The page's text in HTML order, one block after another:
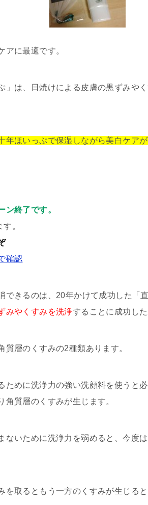
アに最適です。
」は、日焼けによる皮膚の黒ずみや
年ほいっぷで保湿しながら美白ケア
ン終了です。
。
確認
できるのは、20年かけて成功した「
みやくすみを洗浄することに成功した
質層のくすみの2種類あります。
ために洗浄力の強い洗顔料を使うと
質層のくすみが生じます。
ないために洗浄力を弱めると、今度
を取るともう一方のくすみが生じる